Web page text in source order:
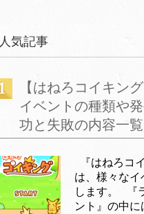
人気記事
【はねろコイキン
イベントの種類や
功と失敗の内容一覧
『はねろコ
は、様々なイ
します。 『
ント』の中に